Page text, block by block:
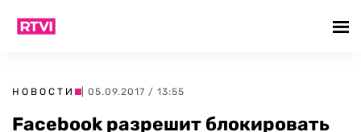
НОВОСТИ | 05.09.2017 / 13:55
Facebook разрешит блокировать